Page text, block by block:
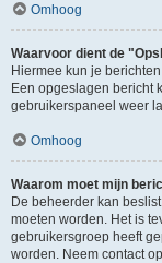
Omhoog
Waarvoor dient de
Hiermee kun je
Een opgeslagen bericht
gebruikerspaneel weer
Omhoog
Waarom moet mijn
De beheerder kan
moeten worden. Het is
gebruikersgroep heeft
worden. Neem contact